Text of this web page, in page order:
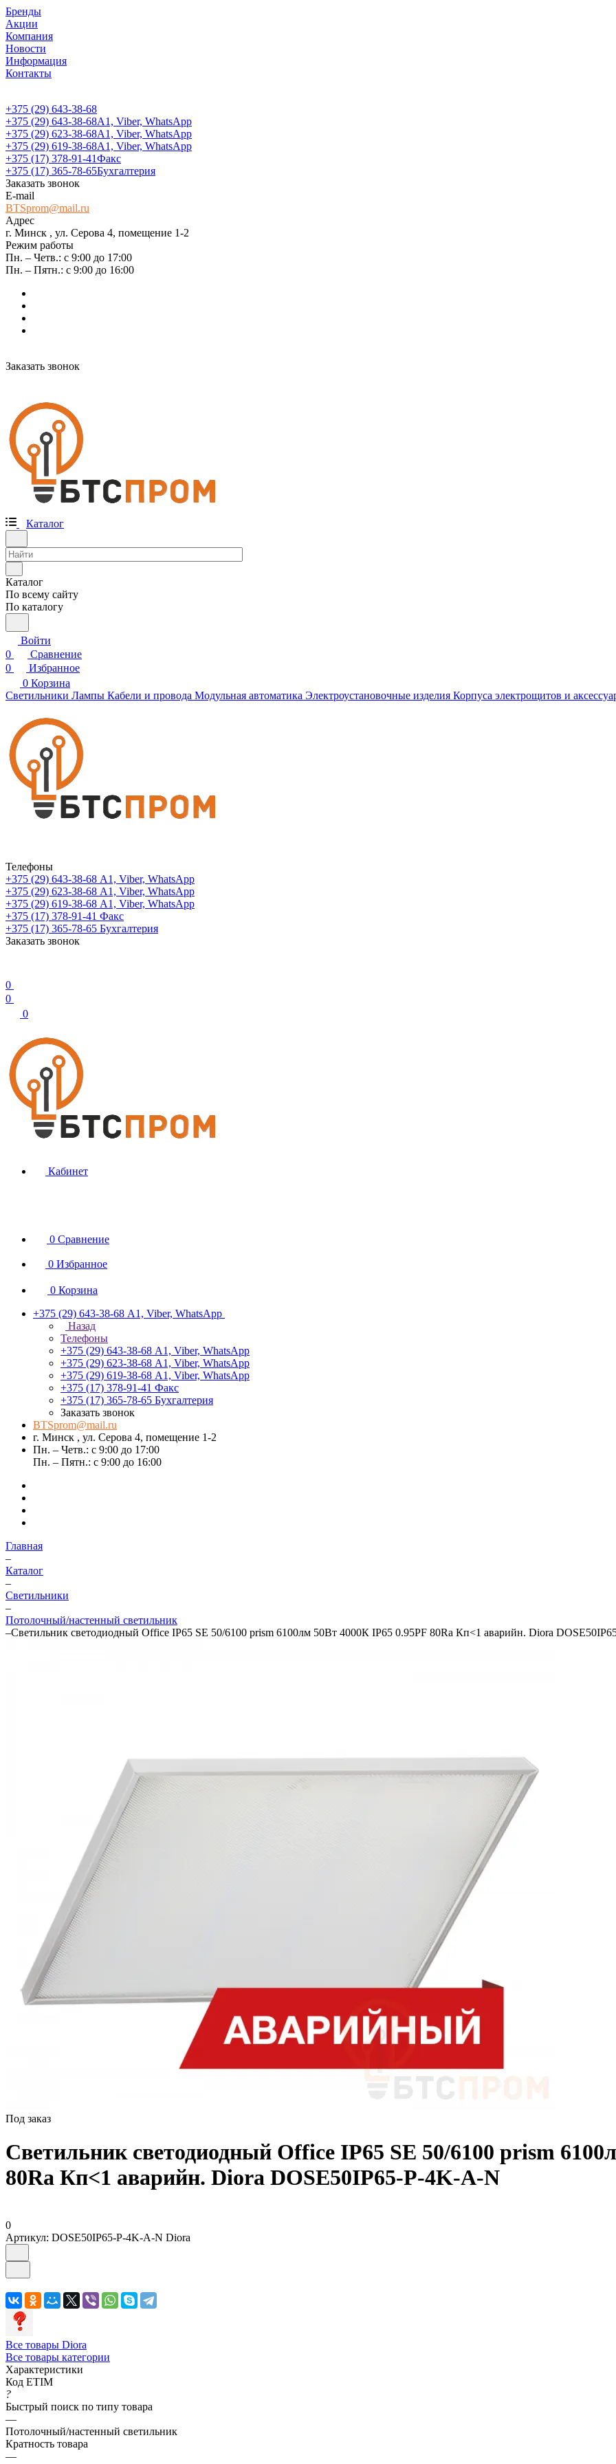
Бренды
Акции
Компания
Новости
Информация
Контакты
+375 (29) 643-38-68
+375 (29) 643-38-68А1, Viber, WhatsApp
+375 (29) 623-38-68А1, Viber, WhatsApp
+375 (29) 619-38-68А1, Viber, WhatsApp
+375 (17) 378-91-41Факс
+375 (17) 365-78-65Бухгалтерия
Заказать звонок
E-mail
BTSprom@mail.ru
Адрес
г. Минск , ул. Серова 4, помещение 1-2
Режим работы
Пн. – Четв.: с 9:00 до 17:00
Пн. – Пятн.: с 9:00 до 16:00
Заказать звонок
Каталог
Каталог
По всему сайту
По каталогу
Войти
0
Сравнение
0
Избранное
0 Корзина
Светильники Лампы Кабели и провода Модульная автоматика Электроустановочные изделия Корпуса электрощитов и
Телефоны
+375 (29) 643-38-68 А1, Viber, WhatsApp
+375 (29) 623-38-68 А1, Viber, WhatsApp
+375 (29) 619-38-68 А1, Viber, WhatsApp
+375 (17) 378-91-41 Факс
+375 (17) 365-78-65 Бухгалтерия
Заказать звонок
0
0
0
Кабинет
0 Сравнение
0 Избранное
0 Корзина
+375 (29) 643-38-68 А1, Viber, WhatsApp
Назад
Телефоны
+375 (29) 643-38-68 А1, Viber, WhatsApp
+375 (29) 623-38-68 А1, Viber, WhatsApp
+375 (29) 619-38-68 А1, Viber, WhatsApp
+375 (17) 378-91-41 Факс
+375 (17) 365-78-65 Бухгалтерия
Заказать звонок
BTSprom@mail.ru
г. Минск , ул. Серова 4, помещение 1-2
Пн. – Четв.: с 9:00 до 17:00
Пн. – Пятн.: с 9:00 до 16:00
Главная
–
Каталог
–
Светильники
–
Потолочный/настенный светильник
–Светильник светодиодный Office IP65 SE 50/6100 prism 6100лм 50Вт 4000К IP65 0.95PF 80Ra Кп<1 аварийн. Diora
Под заказ
Светильник светодиодный Office IP65 SE 50/6100 prism
80Ra Кп<1 аварийн. Diora DOSE50IP65-P-4K-A-N
0
Артикул: DOSE50IP65-P-4K-A-N Diora
Все товары Diora
Все товары категории
Характеристики
Код ETIM
?
Быстрый поиск по типу товара
—
Потолочный/настенный светильник
Кратность товара
—